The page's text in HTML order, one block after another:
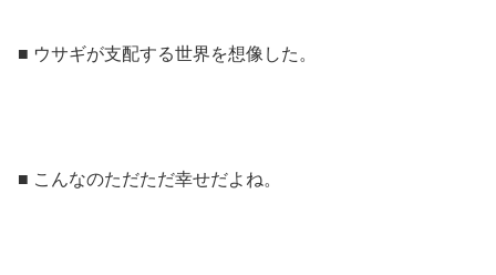
■ ウサギが支配する世界を想像した。
■ こんなのただただ幸せだよね。